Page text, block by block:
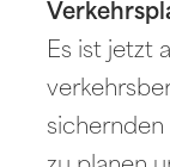
Es ist jetzt
sichernden